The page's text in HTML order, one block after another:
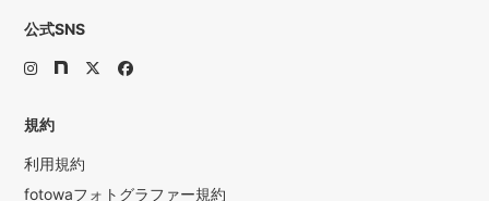
公式SNS
規約
利用規約
fotowaフォトグラファー規約